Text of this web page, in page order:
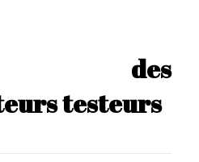
des
testeurs